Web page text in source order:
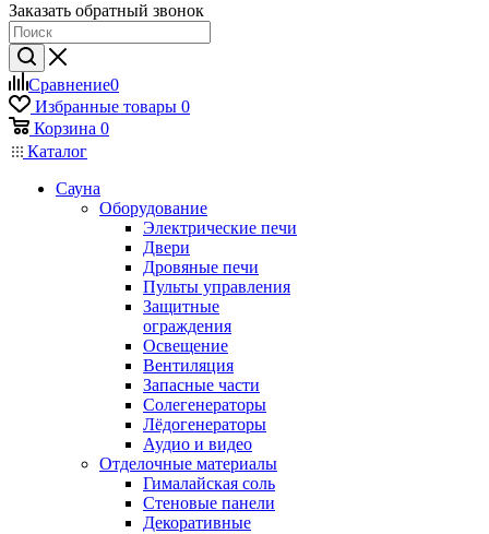
Заказать обратный звонок
Сравнение0
Избранные товары 0
Корзина 0
Каталог
Сауна
Оборудование
Электрические печи
Двери
Дровяные печи
Пульты управления
Защитные
ограждения
Освещение
Вентиляция
Запасные части
Солегенераторы
Лёдогенераторы
Аудио и видео
Отделочные материалы
Гималайская соль
Стеновые панели
Декоративные